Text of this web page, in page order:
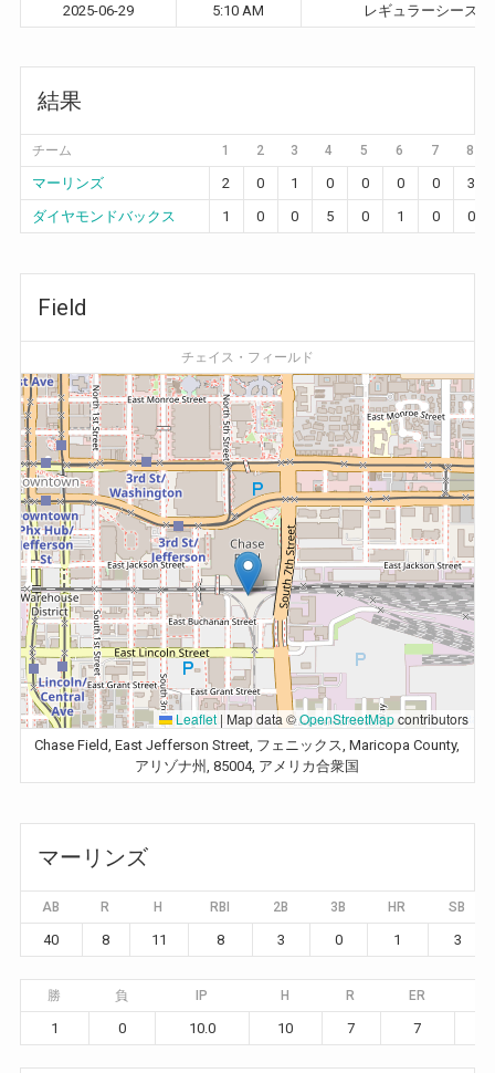
2025-06-29 5:10 AM レギュラーシーズン
結果
チーム 1 2 3 4 5 6 7 8
マーリンズ 2 0 1 0 0 0 0
3
ダイヤモンドバックス
1 0 0 5 0 1 0 0
Field
チェイス・フィールド
Leaflet | Map data ©OpenStreetMapcontributors
Chase Field, East Jefferson Street, フェニックス, Maricopa County,
アリゾナ州, 85004, アメリカ合衆国
マーリンズ
AB R H RBI 2B 3B HR SB
40 8 11 8 3 0 1 3
勝 負 IP H R ER
1 0 10.0 10 7 7